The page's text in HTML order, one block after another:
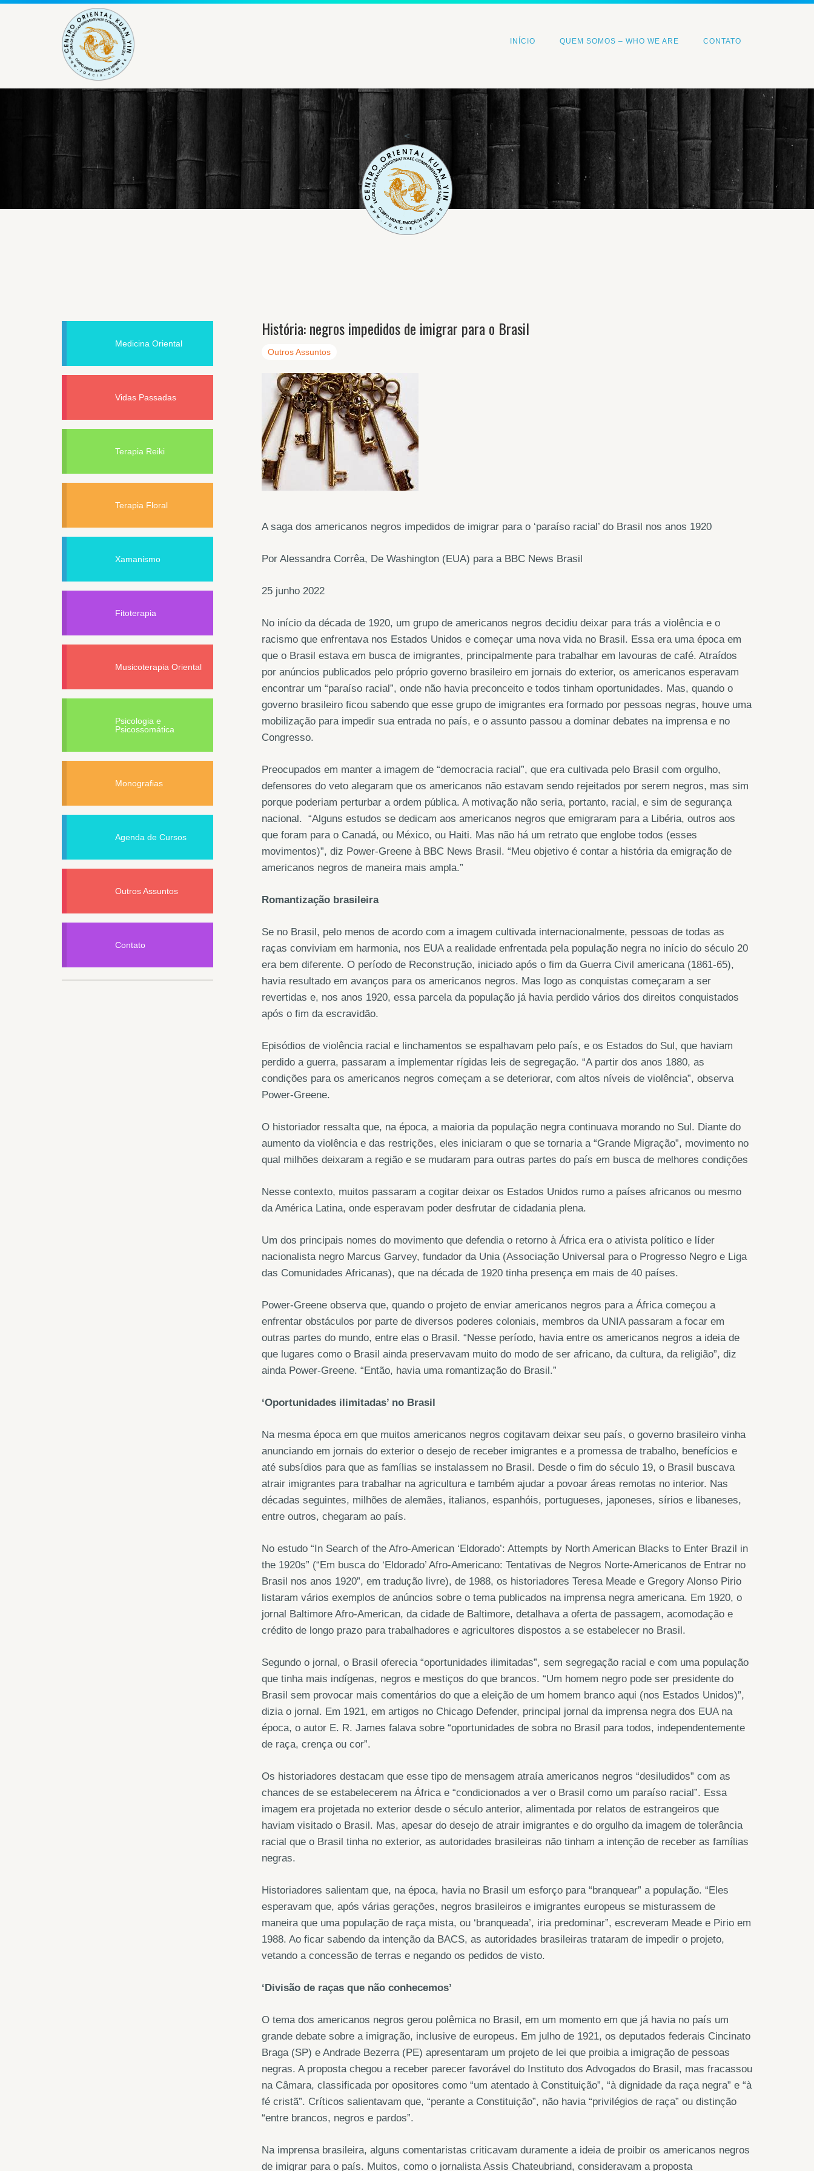
INÍCIO QUEM SOMOS – WHO WE ARE CONTATO
<
História: negros impedidos de imigrar para o Brasil
Outros Assuntos
A saga dos americanos negros impedidos de imigrar para o ‘paraíso racial’ do Brasil nos anos 1920
Por Alessandra Corrêa, De Washington (EUA) para a BBC News Brasil
25 junho 2022
No início da década de 1920, um grupo de americanos negros decidiu deixar para trás a violência e o
racismo que enfrentava nos Estados Unidos e começar uma nova vida no Brasil. Essa era uma época em
que o Brasil estava em busca de imigrantes, principalmente para trabalhar em lavouras de café. Atraídos
por anúncios publicados pelo próprio governo brasileiro em jornais do exterior, os americanos esperavam
encontrar um “paraíso racial”, onde não havia preconceito e todos tinham oportunidades. Mas, quando o
governo brasileiro ficou sabendo que esse grupo de imigrantes era formado por pessoas negras, houve uma
mobilização para impedir sua entrada no país, e o assunto passou a dominar debates na imprensa e no
Congresso.
Preocupados em manter a imagem de “democracia racial”, que era cultivada pelo Brasil com orgulho,
defensores do veto alegaram que os americanos não estavam sendo rejeitados por serem negros, mas sim
porque poderiam perturbar a ordem pública. A motivação não seria, portanto, racial, e sim de segurança
nacional. “Alguns estudos se dedicam aos americanos negros que emigraram para a Libéria, outros aos
que foram para o Canadá, ou México, ou Haiti. Mas não há um retrato que englobe todos (esses
movimentos)”, diz Power-Greene à BBC News Brasil. “Meu objetivo é contar a história da emigração de
americanos negros de maneira mais ampla.”
Romantização brasileira
Se no Brasil, pelo menos de acordo com a imagem cultivada internacionalmente, pessoas de todas as
raças conviviam em harmonia, nos EUA a realidade enfrentada pela população negra no início do século 20
era bem diferente. O período de Reconstrução, iniciado após o fim da Guerra Civil americana (1861-65),
havia resultado em avanços para os americanos negros. Mas logo as conquistas começaram a ser
revertidas e, nos anos 1920, essa parcela da população já havia perdido vários dos direitos conquistados
após o fim da escravidão.
Episódios de violência racial e linchamentos se espalhavam pelo país, e os Estados do Sul, que haviam
perdido a guerra, passaram a implementar rígidas leis de segregação. “A partir dos anos 1880, as
condições para os americanos negros começam a se deteriorar, com altos níveis de violência”, observa
Power-Greene.
O historiador ressalta que, na época, a maioria da população negra continuava morando no Sul. Diante do
aumento da violência e das restrições, eles iniciaram o que se tornaria a “Grande Migração”, movimento no
qual milhões deixaram a região e se mudaram para outras partes do país em busca de melhores condições
Nesse contexto, muitos passaram a cogitar deixar os Estados Unidos rumo a países africanos ou mesmo
da América Latina, onde esperavam poder desfrutar de cidadania plena.
Um dos principais nomes do movimento que defendia o retorno à África era o ativista político e líder
nacionalista negro Marcus Garvey, fundador da Unia (Associação Universal para o Progresso Negro e Liga
das Comunidades Africanas), que na década de 1920 tinha presença em mais de 40 países.
Power-Greene observa que, quando o projeto de enviar americanos negros para a África começou a
enfrentar obstáculos por parte de diversos poderes coloniais, membros da UNIA passaram a focar em
outras partes do mundo, entre elas o Brasil. “Nesse período, havia entre os americanos negros a ideia de
que lugares como o Brasil ainda preservavam muito do modo de ser africano, da cultura, da religião”, diz
ainda Power-Greene. “Então, havia uma romantização do Brasil.”
‘Oportunidades ilimitadas’ no Brasil
Na mesma época em que muitos americanos negros cogitavam deixar seu país, o governo brasileiro vinha
anunciando em jornais do exterior o desejo de receber imigrantes e a promessa de trabalho, benefícios e
até subsídios para que as famílias se instalassem no Brasil. Desde o fim do século 19, o Brasil buscava
atrair imigrantes para trabalhar na agricultura e também ajudar a povoar áreas remotas no interior. Nas
décadas seguintes, milhões de alemães, italianos, espanhóis, portugueses, japoneses, sírios e libaneses,
entre outros, chegaram ao país.
No estudo “In Search of the Afro-American ‘Eldorado’: Attempts by North American Blacks to Enter Brazil in
the 1920s” (“Em busca do ‘Eldorado’ Afro-Americano: Tentativas de Negros Norte-Americanos de Entrar no
Brasil nos anos 1920”, em tradução livre), de 1988, os historiadores Teresa Meade e Gregory Alonso Pirio
listaram vários exemplos de anúncios sobre o tema publicados na imprensa negra americana. Em 1920, o
jornal Baltimore Afro-American, da cidade de Baltimore, detalhava a oferta de passagem, acomodação e
crédito de longo prazo para trabalhadores e agricultores dispostos a se estabelecer no Brasil.
Segundo o jornal, o Brasil oferecia “oportunidades ilimitadas”, sem segregação racial e com uma população
que tinha mais indígenas, negros e mestiços do que brancos. “Um homem negro pode ser presidente do
Brasil sem provocar mais comentários do que a eleição de um homem branco aqui (nos Estados Unidos)”,
dizia o jornal. Em 1921, em artigos no Chicago Defender, principal jornal da imprensa negra dos EUA na
época, o autor E. R. James falava sobre “oportunidades de sobra no Brasil para todos, independentemente
de raça, crença ou cor”.
Os historiadores destacam que esse tipo de mensagem atraía americanos negros “desiludidos” com as
chances de se estabelecerem na África e “condicionados a ver o Brasil como um paraíso racial”. Essa
imagem era projetada no exterior desde o século anterior, alimentada por relatos de estrangeiros que
haviam visitado o Brasil. Mas, apesar do desejo de atrair imigrantes e do orgulho da imagem de tolerância
racial que o Brasil tinha no exterior, as autoridades brasileiras não tinham a intenção de receber as famílias
negras.
Historiadores salientam que, na época, havia no Brasil um esforço para “branquear” a população. “Eles
esperavam que, após várias gerações, negros brasileiros e imigrantes europeus se misturassem de
maneira que uma população de raça mista, ou ‘branqueada’, iria predominar”, escreveram Meade e Pirio em
1988. Ao ficar sabendo da intenção da BACS, as autoridades brasileiras trataram de impedir o projeto,
vetando a concessão de terras e negando os pedidos de visto.
‘Divisão de raças que não conhecemos’
O tema dos americanos negros gerou polêmica no Brasil, em um momento em que já havia no país um
grande debate sobre a imigração, inclusive de europeus. Em julho de 1921, os deputados federais Cincinato
Braga (SP) e Andrade Bezerra (PE) apresentaram um projeto de lei que proibia a imigração de pessoas
negras. A proposta chegou a receber parecer favorável do Instituto dos Advogados do Brasil, mas fracassou
na Câmara, classificada por opositores como “um atentado à Constituição”, “à dignidade da raça negra” e “à
fé cristã”. Críticos salientavam que, “perante a Constituição”, não havia “privilégios de raça” ou distinção
“entre brancos, negros e pardos”.
Na imprensa brasileira, alguns comentaristas criticavam duramente a ideia de proibir os americanos negros
de imigrar para o país. Muitos, como o jornalista Assis Chateubriand, consideravam a proposta
Medicina Oriental
Vidas Passadas
Terapia Reiki
Terapia Floral
Xamanismo
Fitoterapia
Musicoterapia Oriental
Psicologia e
Psicossomática
Monografias
Agenda de Cursos
Outros Assuntos
Contato